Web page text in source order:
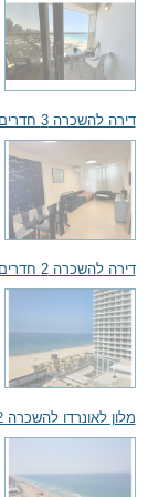
דירה להשכרה 3 חדרים 7,000₪ בחודש
דירה להשכרה 2 חדרים 6,000₪ בחודש
מלון לאונרדו להשכרה 2 חדרים 6,500₪ בחודש